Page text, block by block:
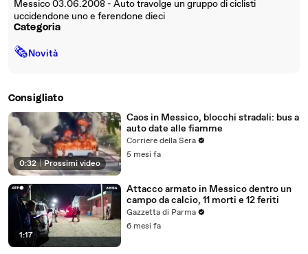
Messico 03.06.2008 - Auto travolge un gruppo di ciclisti
uccidendone uno e ferendone dieci
Categoria
🗞Novità
Consigliato
0:32 | Prossimi video
Caos in Messico, blocchi stradali: bus a
auto date alle fiamme
Corriere della Sera
5 mesi fa
1:17
Attacco armato in Messico dentro un
campo da calcio, 11 morti e 12 feriti
Gazzetta di Parma
6 mesi fa